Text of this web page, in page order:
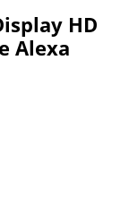
HD
Alexa